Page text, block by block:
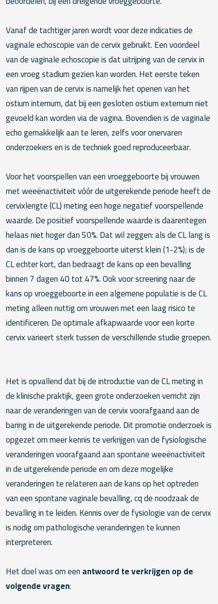
Vanaf de tachtiger jaren wordt voor deze indicaties de
vaginale echoscopie van de cervix gebruikt. Een voordeel
van de vaginale echoscopie is dat uitrijping van de cervix in
een vroeg stadium gezien kan worden. Het eerste teken
van rijpen van de cervix is namelijk het openen van het
ostium internum, dat bij een gesloten ostium externum niet
gevoeld kan worden via de vagina. Bovendien is de vaginale
echo gemakkelijk aan te leren, zelfs voor onervaren
onderzoekers en is de techniek goed reproduceerbaar.
Voor het voorspellen van een vroeggeboorte bij vrouwen
met weeënactiviteit vóór de uitgerekende periode heeft de
cervixlengte (CL) meting een hoge negatief voorspellende
waarde. De positief voorspellende waarde is daarentegen
helaas niet hoger dan 50%. Dat wil zeggen: als de CL lang is
dan is de kans op vroeggeboorte uiterst klein (1-2%); is de
CL echter kort, dan bedraagt de kans op een bevalling
binnen 7 dagen 40 tot 47%. Ook voor screening naar de
kans op vroeggeboorte in een algemene populatie is de CL
meting alleen nuttig om vrouwen met een laag risico te
identificeren. De optimale afkapwaarde voor een korte
cervix varieert sterk tussen de verschillende studie groepen.
Het is opvallend dat bij de introductie van de CL meting in
de klinische praktijk, geen grote onderzoeken verricht zijn
naar de veranderingen van de cervix voorafgaand aan de
baring in de uitgerekende periode. Dit promotie onderzoek is
opgezet om meer kennis te verkrijgen van de fysiologische
veranderingen voorafgaand aan spontane weeënactiviteit
in de uitgerekende periode en om deze mogelijke
veranderingen te relateren aan de kans op het optreden
van een spontane vaginale bevalling, cq de noodzaak de
bevalling in te leiden. Kennis over de fysiologie van de cervix
is nodig om pathologische veranderingen te kunnen
interpreteren.
Het doel was om eenantwoord te verkrijgen op de
volgende vragen: